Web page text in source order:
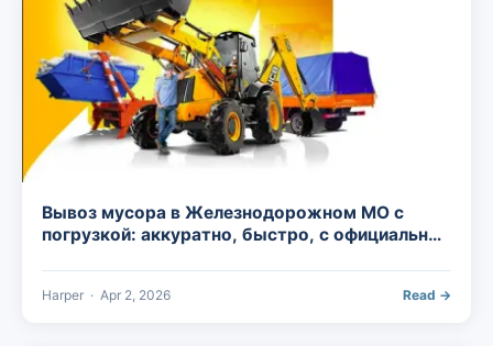
Вывоз мусора в Железнодорожном МО с
погрузкой: аккуратно, быстро, с официальной
Harper · Apr 2, 2026 Read →